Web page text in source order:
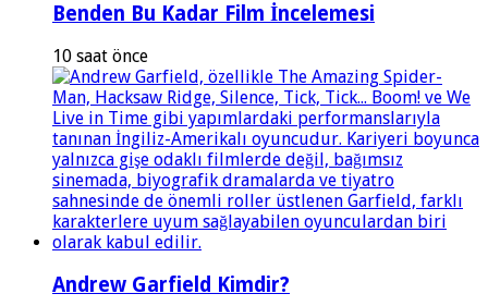
Benden Bu Kadar Film İncelemesi
10 saat önce
Andrew Garfield Kimdir?